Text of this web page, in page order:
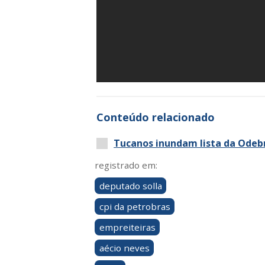
Conteúdo relacionado
Tucanos inundam lista da
registrado em:
deputado solla
cpi da petrobras
empreiteiras
aécio neves